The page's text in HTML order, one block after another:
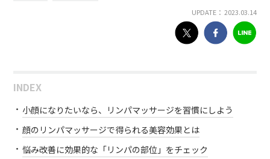
UPDATE： 2023.03.14
INDEX
小顔になりたいなら、リンパマッサージを習慣にしよう
顔のリンパマッサージで得られる美容効果とは
悩み改善に効果的な「リンパの部位」をチェック